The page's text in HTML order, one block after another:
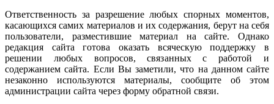
Ответственность за разрешение любых спорных моментов,
касающихся самих материалов и их содержания, берут на себя
пользователи, разместившие материал на сайте. Однако
редакция сайта готова оказать всяческую поддержку в
решении любых вопросов, связанных с работой и
содержанием сайта. Если Вы заметили, что на данном сайте
незаконно используются материалы, сообщите об этом
администрации сайта через форму обратной связи.